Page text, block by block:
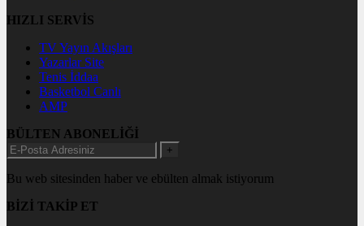
HIZLI SERVİS
TV Yayın Akışları
Yazarlar Site
Tenis İddaa
Basketbol Canlı
AMP
BÜLTEN ABONELİĞİ
+
Bu web sitesinden haber ve ebülten almak istiyorum
BİZİ TAKİP ET